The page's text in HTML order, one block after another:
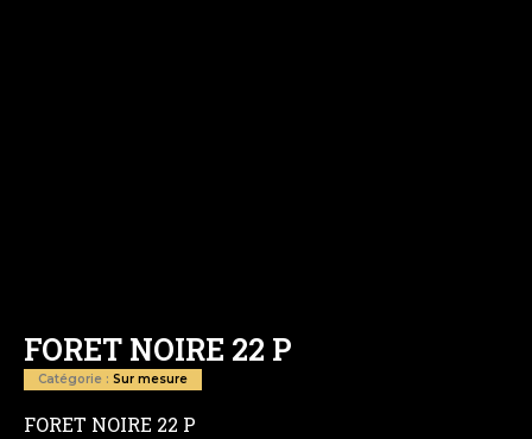
FORET NOIRE 22 P
Catégorie : Sur mesure
FORET NOIRE 22 P